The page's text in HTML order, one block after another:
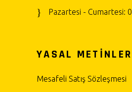
Pazartesi - Cumartesi:
YASAL METİNLER
Mesafeli Satış Sözleşmesi